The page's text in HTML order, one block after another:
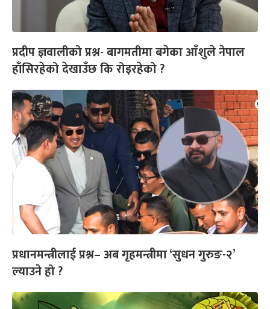
प्रदीप ज्ञवालीको प्रश्न- बागमतीमा बगेका आँशुले नेपाल
हाँसिरहेको देखाउँछ कि रोइरहेको ?
प्रधानमन्त्रीलाई प्रश्न– अब गृहमन्त्रीमा ‘सुधन गुरुङ-२’
ल्याउने हो ?